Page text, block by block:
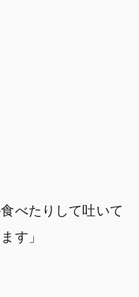
べたりして吐いて
す」